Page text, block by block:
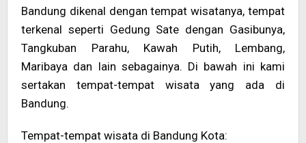
Bandung dikenal dengan tempat wisatanya, tempat
terkenal seperti Gedung Sate dengan Gasibunya,
Tangkuban Parahu, Kawah Putih, Lembang,
Maribaya dan lain sebagainya. Di bawah ini kami
sertakan tempat-tempat wisata yang ada di
Bandung.
Tempat-tempat wisata di Bandung Kota: